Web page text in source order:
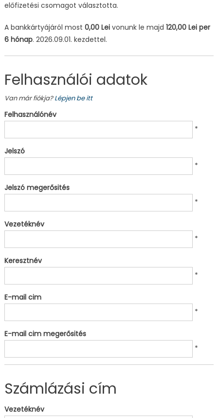
előfizetési csomagot választotta.
A bankkártyájáról most 0,00 Leivonunk le majd 120,00 Lei per
6 hónap. 2026.09.01. kezdettel.
Felhasználói adatok
Van már fiókja?Lépjen be itt
Felhasználónév
*
Jelszó
*
Jelszó megerősités
*
Vezetéknév
*
Keresztnév
*
E-mail cim
*
E-mail cim megerősités
*
Számlázási cím
Vezetéknév